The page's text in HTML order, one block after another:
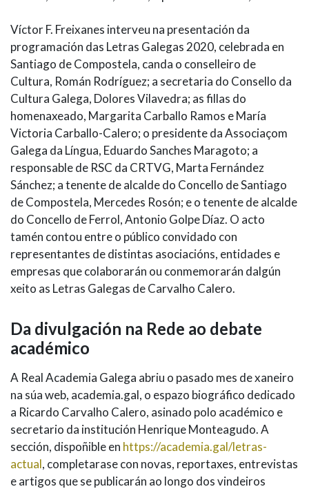
Víctor F. Freixanes interveu na presentación da
programación das Letras Galegas 2020, celebrada en
Santiago de Compostela, canda o conselleiro de
Cultura, Román Rodríguez; a secretaria do Consello da
Cultura Galega, Dolores Vilavedra; as fillas do
homenaxeado, Margarita Carballo Ramos e María
Victoria Carballo-Calero; o presidente da Associaçom
Galega da Língua, Eduardo Sanches Maragoto; a
responsable de RSC da CRTVG, Marta Fernández
Sánchez; a tenente de alcalde do Concello de Santiago
de Compostela, Mercedes Rosón; e o tenente de alcalde
do Concello de Ferrol, Antonio Golpe Díaz. O acto
tamén contou entre o público convidado con
representantes de distintas asociacións, entidades e
empresas que colaborarán ou conmemorarán dalgún
xeito as Letras Galegas de Carvalho Calero.
Da divulgación na Rede ao debate
académico
A Real Academia Galega abriu o pasado mes de xaneiro
na súa web, academia.gal, o espazo biográfico dedicado
a Ricardo Carvalho Calero, asinado polo académico e
secretario da institución Henrique Monteagudo. A
sección, dispoñible en https://academia.gal/letras-
actual, completarase con novas, reportaxes, entrevistas
e artigos que se publicarán ao longo dos vindeiros